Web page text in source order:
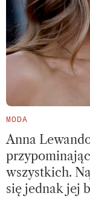
MODA
Anna
wszystkich.
się jednak jej